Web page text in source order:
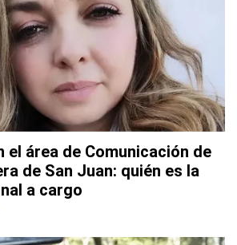
el área de Comunicación de
de San Juan: quién es la
a cargo